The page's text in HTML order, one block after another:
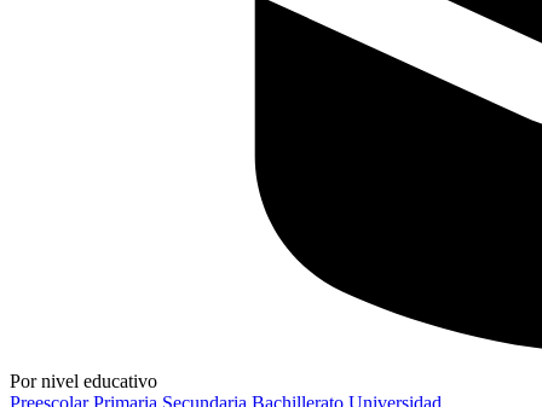
Por nivel educativo
PreescolarPrimaria Secundaria Bachillerato Universidad